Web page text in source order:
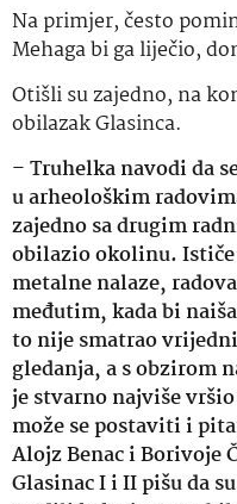
Na primjer, često
Mehaga bi ga liječio,
Otišli su zajedno, na
obilazak Glasinca.
–Truhelka navodi da
u arheološkim
zajedno sa drugim
obilazio okolinu.
metalne nalaze,
međutim, kada bi
to nije smatrao
gledanja, a s obzirom
je stvarno najviše
može se postaviti i
Alojz Benac i Borivoje
Glasinac I i II pišu da